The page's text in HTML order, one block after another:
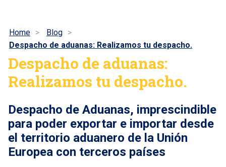
Home
Blog
Despacho de aduanas: Realizamos tu despacho.
Despacho de aduanas:
Realizamos tu despacho.
Despacho de Aduanas, imprescindible
para poder exportar e importar desde
el territorio aduanero de la Unión
Europea con terceros países